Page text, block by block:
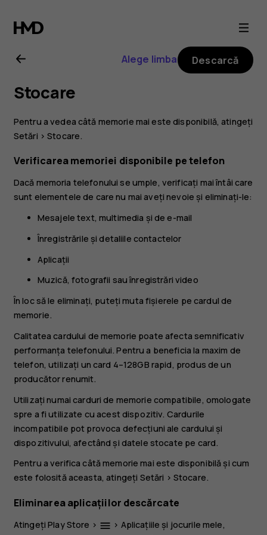
Ghid
de
utilizare
Nokia
2.1
Alege limba Descarcă
Stocare
Pentru a vedea câtă memorie mai este disponibilă, atingeți
Setări >Stocare.
Verificarea memoriei disponibile pe telefon
Dacă memoria telefonului se umple, verificați mai întâi care
sunt elementele de care nu mai aveți nevoie și eliminați-le:
Mesajele text, multimedia și de e-mail
Înregistrările și detaliile contactelor
Aplicații
Muzică, fotografii sau înregistrări video
În loc să le eliminați, puteți muta fișierele pe cardul de
memorie.
Calitatea cardului de memorie poate afecta semnificativ
performanța telefonului. Pentru a beneficia la maxim de
telefon, utilizați un card 4–128GB rapid, produs de un
producător renumit.
Utilizați numai carduri de memorie compatibile, omologate
spre a fi utilizate cu acest dispozitiv. Cardurile
incompatibile pot provoca defecțiuni ale cardului și
dispozitivului, afectând și datele stocate pe card.
Pentru a verifica câtă memorie mai este disponibilă și cum
este folosită aceasta, atingeți Setări > Stocare.
Eliminarea aplicațiilor descărcate
AtingețiPlay Store > menu > Aplicațiile și jocurile mele,